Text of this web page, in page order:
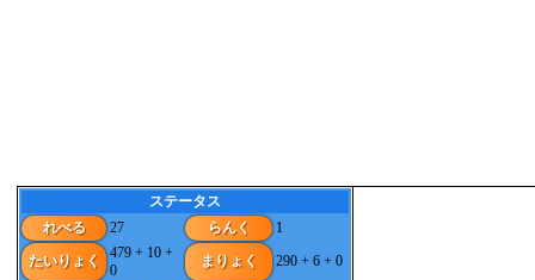
ステータス
れべる
27 らんく
1
たいりょく
479 + 10 +
0
まりょく 290 + 6 + 0